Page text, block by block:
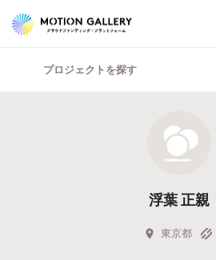
プロジェクトを探す
浮葉 正親
東京都